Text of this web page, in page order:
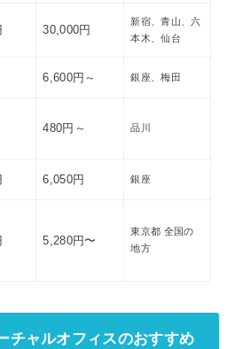
30,000円
新宿、青山、六
本木、仙台
6,600円～ 銀座、梅田
480円～ 品川
6,050円 銀座
5,280円〜
東京都 全国の
地方
チャルオフィスのおすすめ